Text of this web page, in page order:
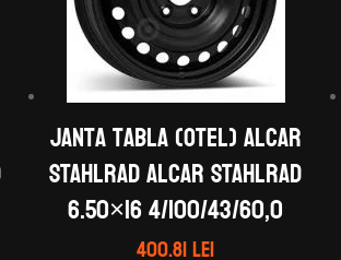
Janta tabla (otel) ALCAR
STAHLRAD ALCAR STAHLRAD
6.50×16 4/100/43/60,0
400.81lei